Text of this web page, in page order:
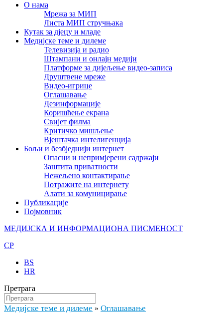
О нама
Мрежа за МИП
Листа МИП стручњака
Кутак за дјецу и младе
Медијске теме и дилеме
Телевизија и радио
Штампани и онлајн медији
Платформе за дијељење видео-записа
Друштвене мреже
Видео-игрице
Оглашавање
Дезинформације
Коришћење екрана
Свијет филма
Критичко мишљење
Вјештачка интелигенција
Бољи и безбједнији интернет
Опасни и непримјерени садржаји
Заштита приватности
Нежељено контактирање
Потражите на интернету
Алати за комуницирање
Публикације
Појмовник
МЕДИЈСКА И ИНФОРМАЦИОНА ПИСМЕНОСТ
CP
BS
HR
Претрага
Медијске теме и дилеме » Оглашавање